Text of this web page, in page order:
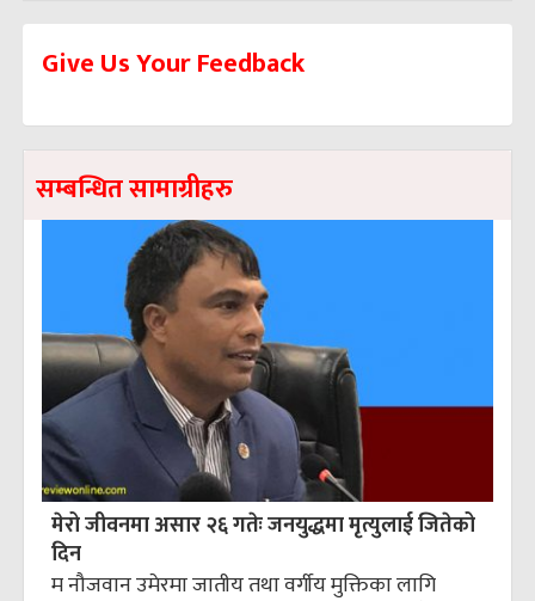
Give Us Your Feedback
सम्बन्धित सामाग्रीहरु
मेरो जीवनमा असार २६ गतेः जनयुद्धमा मृत्युलाई जितेको
दिन
म नौजवान उमेरमा जातीय तथा वर्गीय मुक्तिका लागि